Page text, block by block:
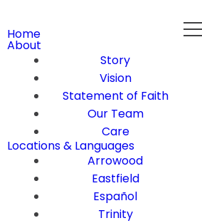
Home
About
Story
Vision
Statement of Faith
Our Team
Care
Locations & Languages
Arrowood
Eastfield
Español
Trinity